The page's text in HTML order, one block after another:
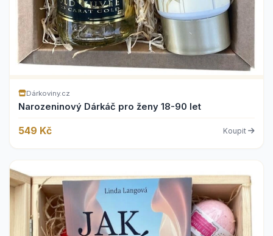
Dárkoviny.cz
Narozeninový Dárkáč pro ženy 18-90 let
549 Kč Koupit